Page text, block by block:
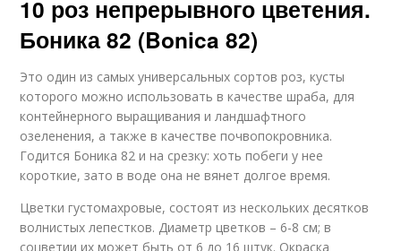
10 роз непрерывного цветения.
Боника 82 (Bonica 82)
Это один из самых универсальных сортов роз, кусты
которого можно использовать в качестве шраба, для
контейнерного выращивания и ландшафтного
озеленения, а также в качестве почвопокровника.
Годится Боника 82 и на срезку: хоть побеги у нее
короткие, зато в воде она не вянет долгое время.
Цветки густомахровые, состоят из нескольких десятков
волнистых лепестков. Диаметр цветков – 6-8 см; в
соцветии их может быть от 6 до 16 штук. Окраска